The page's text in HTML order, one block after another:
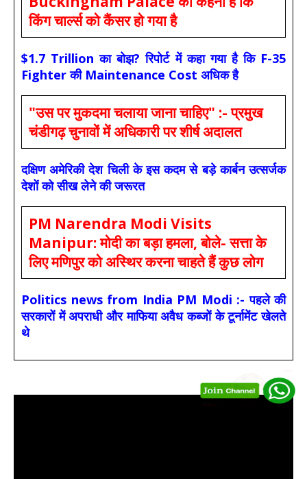
किंग चार्ल्स को कैंसर हो गया है
$1.7 Trillion का बोझ? रिपोर्ट में कहा गया है कि F-35
Fighter की Maintenance Cost अधिक है
"उस पर मुकदमा चलाया जाना चाहिए" :- प्रमुख
चंडीगढ़ चुनावों में अधिकारी पर शीर्ष अदालत
दक्षिण अमेरिकी देश चिली के इस कदम से बड़े कार्बन उत्सर्जक
देशों को सीख लेने की जरूरत
PM Narendra Modi Visits
Manipur: मोदी का बड़ा हमला, बोले- सत्ता के
लिए मणिपुर को अस्थिर करना चाहते हैं कुछ लोग
Politics news from India PM Modi :- पहले की
सरकारों में अपराधी और माफिया अवैध कब्जों के टूर्नामेंट खेलते
थे